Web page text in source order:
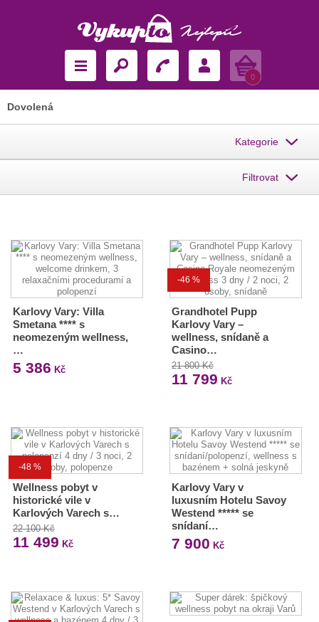
Košík
0
Dovolená
Kategorie
Filtrovat
Karlovy Vary: Villa
Smetana **** s
neomezeným wellness,
…
5 386 Kč
-46 %
Grandhotel Pupp
Karlovy Vary –
wellness, snídaně a
Casino…
21 800 Kč
11 799 Kč
-48 %
Wellness pobyt v
historické vile v
Karlových Varech s…
22 100 Kč
11 499 Kč
Karlovy Vary v
luxusním Hotelu Savoy
Westend ***** se
snídaní…
7 900 Kč